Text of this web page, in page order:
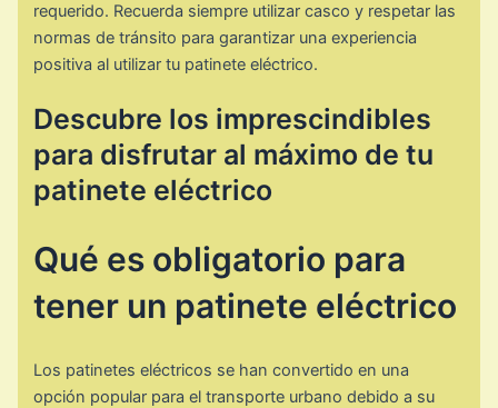
requerido. Recuerda siempre utilizar casco y respetar las
normas de tránsito para garantizar una experiencia
positiva al utilizar tu patinete eléctrico.
Descubre los imprescindibles
para disfrutar al máximo de tu
patinete eléctrico
Qué es obligatorio para
tener un patinete eléctrico
Los patinetes eléctricos se han convertido en una
opción popular para el transporte urbano debido a su